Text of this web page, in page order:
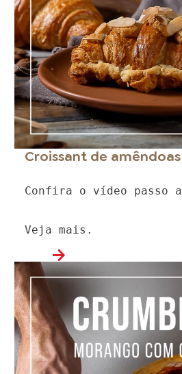
Croissant de amêndoas
Confira o vídeo passo
Veja mais.